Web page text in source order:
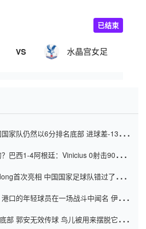
VS 水晶宫女足
已结束
家队仍然以6分排名底部 进球差-13令人
巴西1-4阿根廷：Vinicius 0射击90分钟
首次亮相 中国国家足球队错过了世界
口的年轻球员在一场战斗中闻名 伊万放
部 郭安无效传球 鸟儿被用来摆脱它